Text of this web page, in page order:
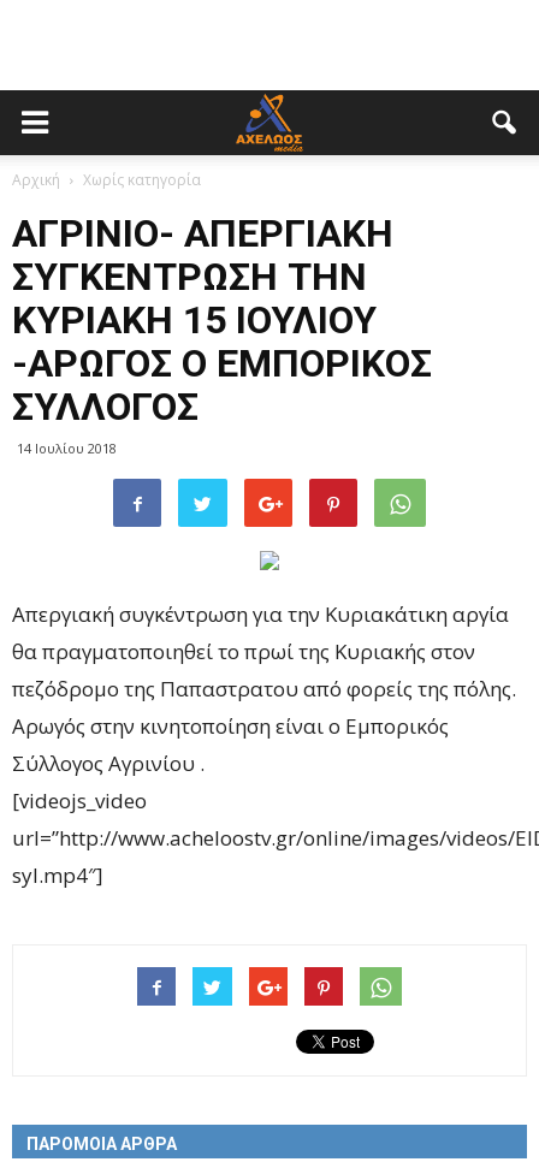
Αρχική Χωρίς κατηγορία
ΑΓΡΙΝΙΟ- ΑΠΕΡΓΙΑΚΗ
ΣΥΓΚΕΝΤΡΩΣΗ ΤΗΝ
ΚΥΡΙΑΚΗ 15 ΙΟΥΛΙΟΥ
-ΑΡΩΓΟΣ Ο ΕΜΠΟΡΙΚΟΣ
ΣΥΛΛΟΓΟΣ
14 Ιουλίου 2018
Απεργιακή συγκέντρωση για την Κυριακάτικη αργία
θα πραγματοποιηθεί το πρωί της Κυριακής στον
πεζόδρομο της Παπαστρατου από φορείς της πόλης.
Αρωγός στην κινητοποίηση είναι ο Εμπορικός
Σύλλογος Αγρινίου .
[videojs_video
url=”http://www.acheloostv.gr/online/images/videos/
syl.mp4″]
ΠΑΡΟΜΟΙΑ ΑΡΘΡΑ